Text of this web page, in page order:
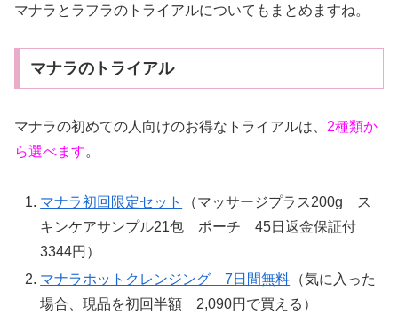
マナラとラフラのトライアルについてもまとめますね。
マナラのトライアル
マナラの初めての人向けのお得なトライアルは、 2種類か
ら選べます。
マナラ初回限定セット
（マッサージプラス200g ス
キンケアサンプル21包 ポーチ 45日返金保証付
3344円）
マナラホットクレンジング 7日間無料 （気に入った
場合、現品を初回半額 2,090円で買える）